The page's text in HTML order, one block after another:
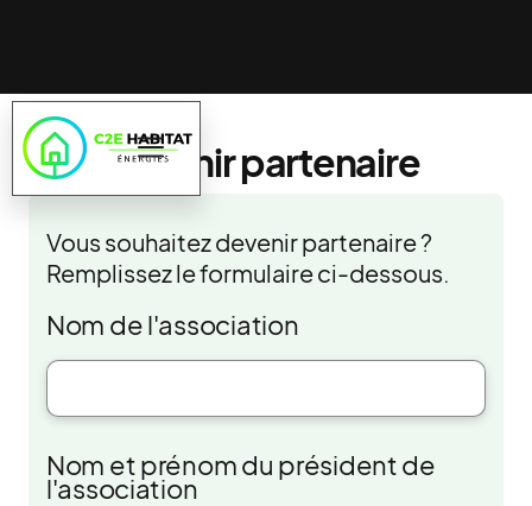
Devenir partenaire
Vous souhaitez devenir partenaire ?
Remplissez le formulaire ci-dessous.
Nom de l'association
Nom et prénom du président de
l'association